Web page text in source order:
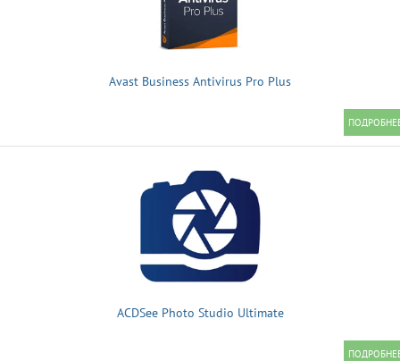
Avast Business Antivirus Pro Plus
ACDSee Photo Studio Ultimate